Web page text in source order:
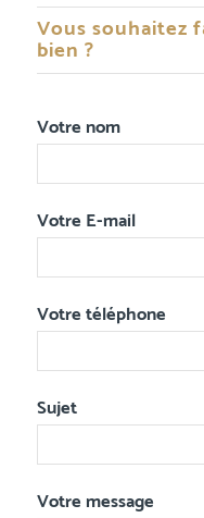
Vous souhaitez
bien ?
Votre nom
Votre E-mail
Votre téléphone
Sujet
Votre message